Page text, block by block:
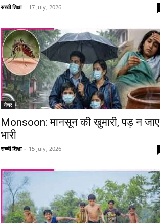
सच्ची शिक्षा - 17 July, 2026
नेचर
Monsoon: मानसून की खुमारी, पड़ न जाए
भारी
सच्ची शिक्षा - 15 July, 2026